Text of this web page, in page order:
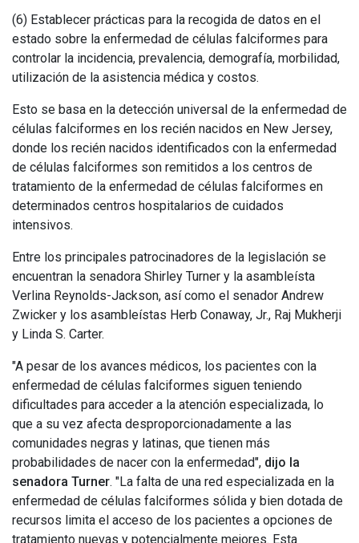
(6) Establecer prácticas para la recogida de datos en el
estado sobre la enfermedad de células falciformes para
controlar la incidencia, prevalencia, demografía, morbilidad,
utilización de la asistencia médica y costos.
Esto se basa en la detección universal de la enfermedad de
células falciformes en los recién nacidos en New Jersey,
donde los recién nacidos identificados con la enfermedad
de células falciformes son remitidos a los centros de
tratamiento de la enfermedad de células falciformes en
determinados centros hospitalarios de cuidados
intensivos.
Entre los principales patrocinadores de la legislación se
encuentran la senadora Shirley Turner y la asambleísta
Verlina Reynolds-Jackson, así como el senador Andrew
Zwicker y los asambleístas Herb Conaway, Jr., Raj Mukherji
y Linda S. Carter.
"A pesar de los avances médicos, los pacientes con la
enfermedad de células falciformes siguen teniendo
dificultades para acceder a la atención especializada, lo
que a su vez afecta desproporcionadamente a las
comunidades negras y latinas, que tienen más
probabilidades de nacer con la enfermedad", dijo la
senadora Turner. "La falta de una red especializada en la
enfermedad de células falciformes sólida y bien dotada de
recursos limita el acceso de los pacientes a opciones de
tratamiento nuevas y potencialmente mejores. Esta